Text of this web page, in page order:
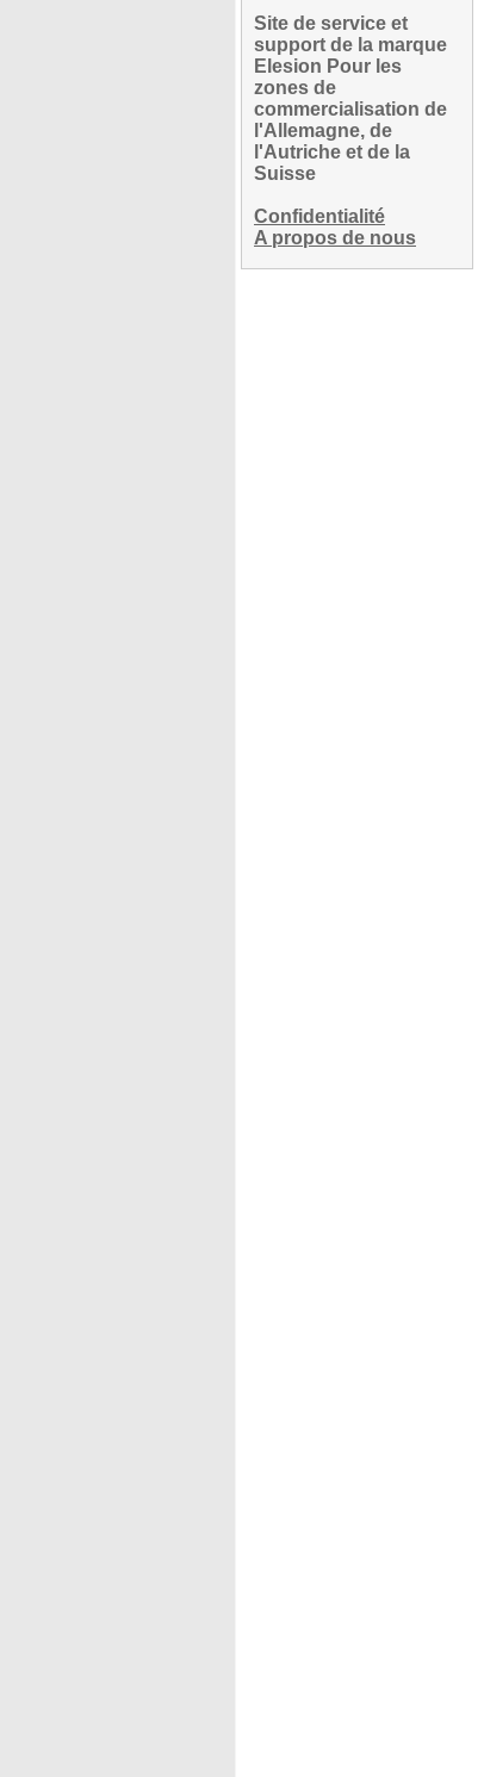
Site de service et
support de la marque
Elesion Pour les
zones de
commercialisation de
l'Allemagne, de
l'Autriche et de la
Suisse
Confidentialité
A propos de nous